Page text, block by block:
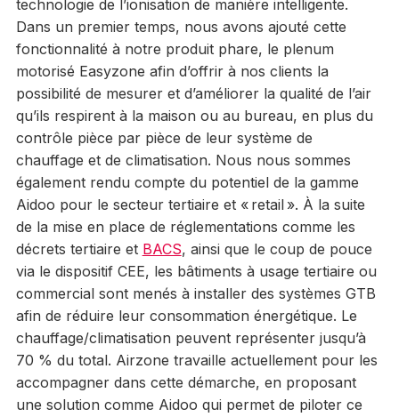
technologie de l’ionisation de manière intelligente.
Dans un premier temps, nous avons ajouté cette
fonctionnalité à notre produit phare, le plenum
motorisé Easyzone afin d’offrir à nos clients la
possibilité de mesurer et d’améliorer la qualité de l’air
qu’ils respirent à la maison ou au bureau, en plus du
contrôle pièce par pièce de leur système de
chauffage et de climatisation. Nous nous sommes
également rendu compte du potentiel de la gamme
Aidoo pour le secteur tertiaire et « retail ». À la suite
de la mise en place de réglementations comme les
décrets tertiaire et BACS, ainsi que le coup de pouce
via le dispositif CEE, les bâtiments à usage tertiaire ou
commercial sont menés à installer des systèmes GTB
afin de réduire leur consommation énergétique. Le
chauffage/climatisation peuvent représenter jusqu’à
70 % du total. Airzone travaille actuellement pour les
accompagner dans cette démarche, en proposant
une solution comme Aidoo qui permet de piloter ce